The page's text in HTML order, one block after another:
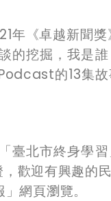
年《卓越新聞獎
的挖掘，我是
的13集
臺北市終身學
，歡迎有興趣的
網頁瀏覽。